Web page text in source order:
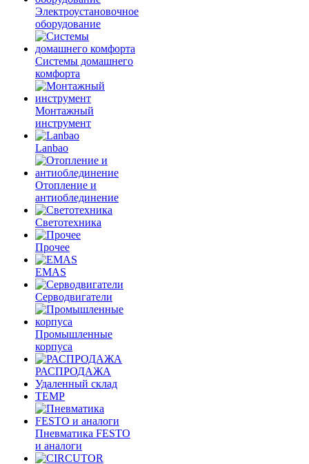
Электроустановочное
оборудование
Системы домашнего
комфорта
Монтажный
инструмент
Lanbao
Отопление и
антиоблединение
Светотехника
Прочее
EMAS
Cерводвигатели
Промышленные
корпуса
РАСПРОДАЖА
Удаленный склад
TEMP
Пневматика FESTO
и аналоги